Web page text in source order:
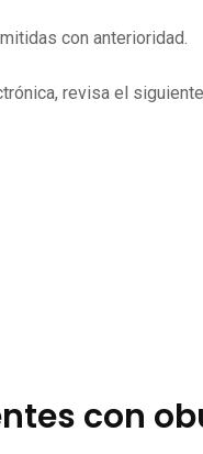
con anterioridad.
revisa el
con